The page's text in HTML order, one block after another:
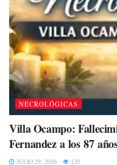
NECROLÓGICAS
Villa Ocampo:
Fernandez a los 87
JULIO 29, 2026 120